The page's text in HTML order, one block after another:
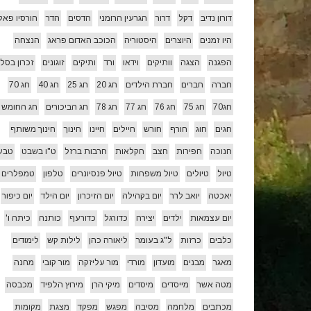
דורון נדיב דקל דרור הגרעין הרומני הדסים הדר הורסיו
היו זמנים היוצרים היסטוריה הכוכב האדום פראג הנצחה
הפגנה הצגה וותיקים וידאו ורד ותיקים זוגונים זכרון
חברה חברים חברת הילדים חג 20 חג 25 חג 40 חג 70
חג70 חג 75 חג 76 חג 77 חג 78 חג הביכורים חג החומש
חגים חוג חורף חורש חיילים חיינו חינוך חינוך משותף
חנוכה חפירות חצב חקלאות חרבות ברזל ט"ו בשבט
טיול טיולים טיול משפחות טיול פנסיונרים טלפון טמפלרים
יאכטה יואב לרר יום בקהילה יום הזיכרון יום הילד יום כיפור
יום עצמאות ילדים יצירה כדורגל כדורעף כותנה כיתה ו'
כלבים כרזות ל"ג בעומר ליאורה כהן לילות קש לימודים
מאגר מבנים מועדון מורדי מור עליזקה מור קובי מחנה
מטה אשר מייסדים מיסדים מיקי הרן מירוץ הלפיד מכבסה
מכתבים מלחמה מסיבה מפגש מפקד מצגת מקומות